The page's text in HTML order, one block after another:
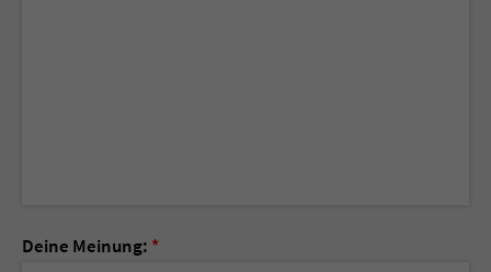
Deine Meinung: *